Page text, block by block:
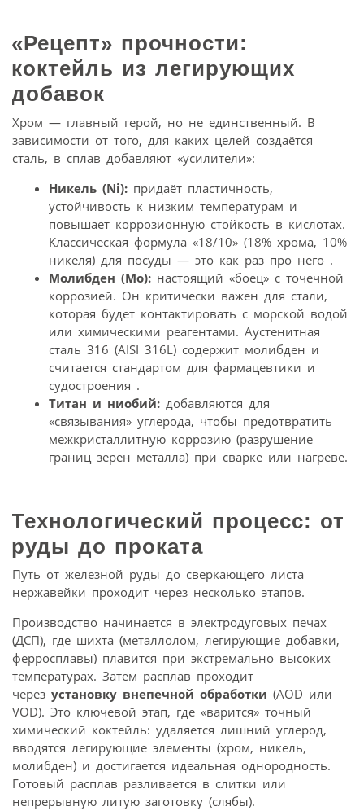
«Рецепт» прочности:
коктейль из легирующих
добавок
Хром — главный герой, но не единственный. В
зависимости от того, для каких целей создаётся
сталь, в сплав добавляют «усилители»:
Никель (Ni): придаёт пластичность,
устойчивость к низким температурам и
повышает коррозионную стойкость в кислотах.
Классическая формула «18/10» (18% хрома, 10%
никеля) для посуды — это как раз про него .
Молибден (Mo): настоящий «боец» с точечной
коррозией. Он критически важен для стали,
которая будет контактировать с морской водой
или химическими реагентами. Аустенитная
сталь 316 (AISI 316L) содержит молибден и
считается стандартом для фармацевтики и
судостроения .
Титан и ниобий: добавляются для
«связывания» углерода, чтобы предотвратить
межкристаллитную коррозию (разрушение
границ зёрен металла) при сварке или нагреве.
Технологический процесс: от
руды до проката
Путь от железной руды до сверкающего листа
нержавейки проходит через несколько этапов.
Производство начинается в электродуговых печах
(ДСП), где шихта (металлолом, легирующие добавки,
ферросплавы) плавится при экстремально высоких
температурах. Затем расплав проходит
через установку внепечной обработки (AOD или
VOD). Это ключевой этап, где «варится» точный
химический коктейль: удаляется лишний углерод,
вводятся легирующие элементы (хром, никель,
молибден) и достигается идеальная однородность.
Готовый расплав разливается в слитки или
непрерывную литую заготовку (слябы).